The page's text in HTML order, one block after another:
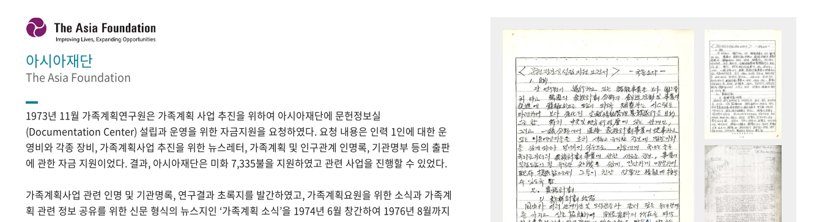
아시아재단
The Asia Foundation
1973년 11월 가족계획연구원은 가족계획 사업 추진을 위하여 아시아재단에 문헌정보실
(Documentation Center) 설립과 운영을 위한 자금지원을 요청하였다. 요청 내용은 인력 1인에 대한 운
영비와 각종 장비, 가족계획사업 추진을 위한 뉴스레터, 가족계획 및 인구관계 인명록, 기관명부 등의 출판
에 관한 자금 지원이었다. 결과, 아시아재단은 미화 7,335불을 지원하였고 관련 사업을 진행할 수 있었다.
가족계획사업 관련 인명 및 기관명록, 연구결과 초록지를 발간하였고, 가족계획요원을 위한 소식과 가족계
획 관련 정보 공유를 위한 신문 형식의 뉴스지인 ‘가족계획 소식’을 1974년 6월 창간하여 1976년 8월까지